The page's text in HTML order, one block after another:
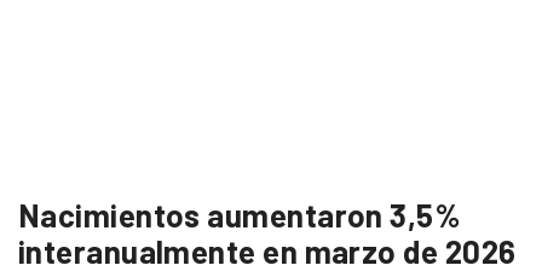
Nacimientos aumentaron 3,5%
interanualmente en marzo de 2026